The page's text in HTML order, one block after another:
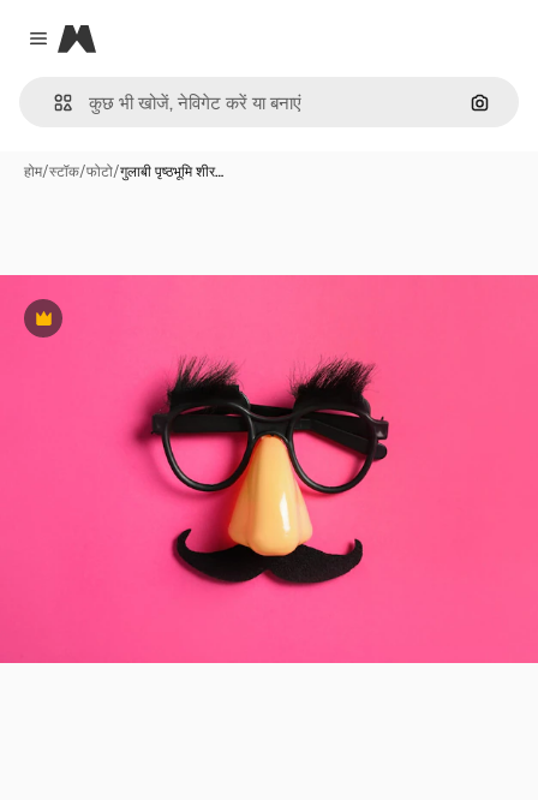
Close menu
Magnific
इमेज से
होम/स्टॉक/फोटो/गुलाबी पृष्ठभूमि शीर…
Premium